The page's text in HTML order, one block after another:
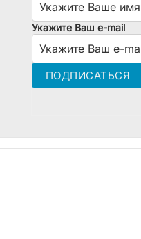
Укажите Ваш e-mail